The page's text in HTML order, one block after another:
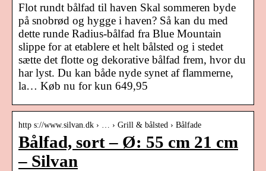
Flot rundt bålfad til haven Skal sommeren byde
på snobrød og hygge i haven? Så kan du med
dette runde Radius-bålfad fra Blue Mountain
slippe for at etablere et helt bålsted og i stedet
sætte det flotte og dekorative bålfad frem, hvor du
har lyst. Du kan både nyde synet af flammerne,
la… Køb nu for kun 649,95
http s://www.silvan.dk › … › Grill & bålsted › Bålfade
Bålfad, sort – Ø: 55 cm 21 cm
– Silvan